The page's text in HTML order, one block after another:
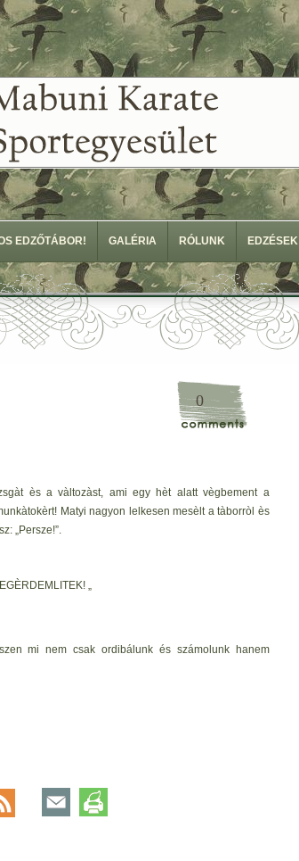
EDZŐTÁBOR! GALÉRIA RÓLUNK EDZÉSEK
0
ès a vàltozàst, ami egy hèt alatt vègbement a
Matyi nagyon lelkesen mesèlt a tàborròl ès
„Persze!”.
„
mi nem csak ordibálunk és számolunk hanem